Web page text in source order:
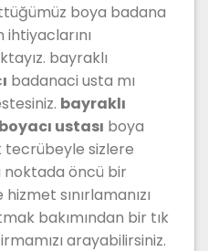
boya badana
bayraklı
ı badanaci usta mı
bayraklı
ustası boya
tecrübeyle sizlere
noktada öncü bir
sınırlamanızı
bakımından bir tık
arayabilirsiniz.